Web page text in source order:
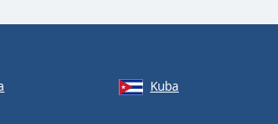
Kuba